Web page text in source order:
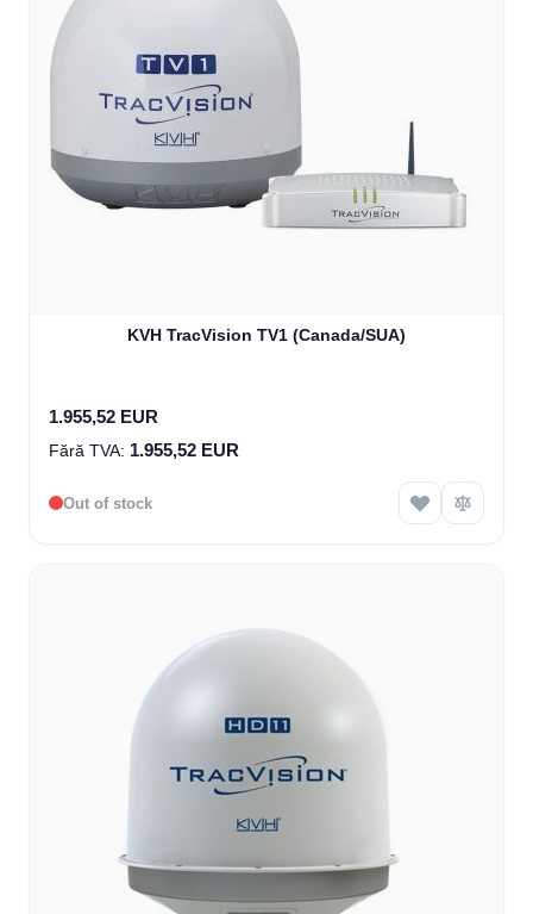
KVH TracVision TV1 (Canada/SUA)
1.955,52 EUR
1.955,52 EUR
Out of stock